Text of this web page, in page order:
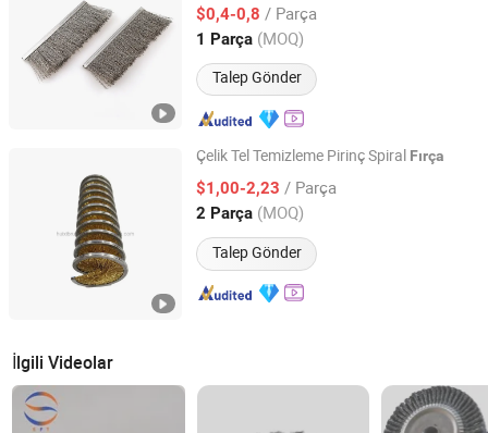
Özel Şerit
$0,4-0,8 / Parça
1 Parça (MOQ)
Talep Gönder
Jiangsu, China Fiyat 2025
Çelik Tel Temizleme Pirinç Spiral Fırça
$1,00-2,23 / Parça
2 Parça (MOQ)
Talep Gönder
Shanghai Huixi Brush Co., Ltd.
Shanghai, China Fiyat 2020
İlgili Videolar